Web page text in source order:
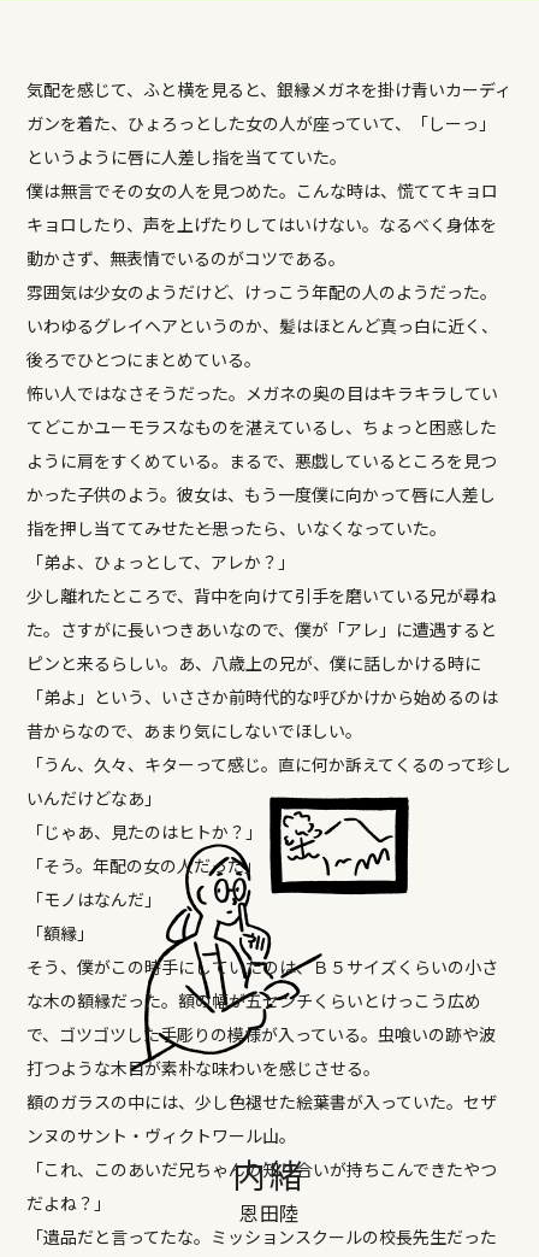
内緒
恩田陸
気配を感じて、ふと横を見ると、銀縁メガネを掛け青いカーディ
ガンを着た、ひょろっとした女の人が座っていて、「しーっ」
というように唇に人差し指を当てていた。
僕は無言でその女の人を見つめた。こんな時は、慌ててキョロ
キョロしたり、声を上げたりしてはいけない。なるべく身体を
動かさず、無表情でいるのがコツである。
雰囲気は少女のようだけど、けっこう年配の人のようだった。
いわゆるグレイヘアというのか、髪はほとんど真っ白に近く、
後ろでひとつにまとめている。
怖い人ではなさそうだった。メガネの奥の目はキラキラしてい
てどこかユーモラスなものを湛えているし、ちょっと困惑した
ように肩をすくめている。まるで、悪戯しているところを見つ
かった子供のよう。彼女は、もう一度僕に向かって唇に人差し
指を押し当ててみせた――と思ったら、いなくなっていた。
「弟よ、ひょっとして、アレか？」
少し離れたところで、背中を向けて引手を磨いている兄が尋ね
た。さすがに長いつきあいなので、僕が「アレ」に遭遇すると
ピンと来るらしい。あ、八歳上の兄が、僕に話しかける時に
「弟よ」という、いささか前時代的な呼びかけから始めるのは
昔からなので、あまり気にしないでほしい。
「うん、久々、キターって感じ。直に何か訴えてくるのって珍し
いんだけどなあ」
「じゃあ、見たのはヒトか？」
「そう。年配の女の人だった」
「モノはなんだ」
「額縁」
そう、僕がこの時手にしていたのは、Ｂ５サイズくらいの小さ
な木の額縁だった。額の幅が五センチくらいとけっこう広め
で、ゴツゴツした手彫りの模様が入っている。虫喰いの跡や波
打つような木目が素朴な味わいを感じさせる。
額のガラスの中には、少し色褪せた絵葉書が入っていた。セザ
ンヌのサント・ヴィクトワール山。
「これ、このあいだ兄ちゃんの知り合いが持ちこんできたやつ
だよね？」
「遺品だと言ってたな。ミッションスクールの校長先生だった